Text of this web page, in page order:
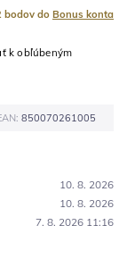
k obľúbeným
bodov do Bonus konta
850070261005
10. 8. 2026
10. 8. 2026
7. 8. 2026 11:16